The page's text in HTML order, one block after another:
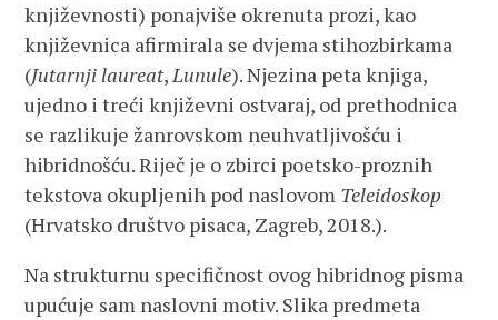
književnosti) ponajviše okrenuta prozi, kao
književnica afirmirala se dvjema stihozbirkama
(Jutarnji laureat,Lunule). Njezina peta knjiga,
ujedno i treći književni ostvaraj, od prethodnica
se razlikuje žanrovskom neuhvatljivošću i
hibridnošću. Riječ je o zbirci poetsko-proznih
tekstova okupljenih pod naslovom Teleidoskop
(Hrvatsko društvo pisaca, Zagreb, 2018.).
Na strukturnu specifičnost ovog hibridnog pisma
upućuje sam naslovni motiv. Slika predmeta